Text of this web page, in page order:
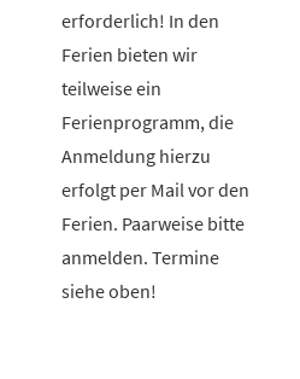
erforderlich! In den
Ferien bieten wir
teilweise ein
Ferienprogramm, die
Anmeldung hierzu
erfolgt per Mail vor den
Ferien. Paarweise bitte
anmelden. Termine
siehe oben!